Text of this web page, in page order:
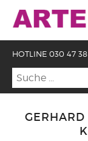
HOTLINE 030 47